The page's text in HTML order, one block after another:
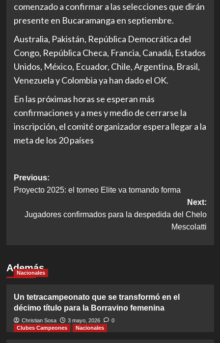
comenzado a confirmar a las selecciones que dirán
presente en Bucaramanga en septiembre.
Australia, Pakistán, República Democrática del
Congo, República Checa, Francia, Canadá, Estados
Unidos, México, Ecuador, Chile, Argentina, Brasil,
Venezuela y Colombia ya han dado el OK.
En las próximas horas se esperan más
confirmaciones y a mes y medio de cerrarse la
inscripción, el comité organizador espera llegar a la
meta de los 20 países
Post
navigation
Previous:
Proyecto 2025: el torneo Elite va tomando forma
Next:
Jugadores confirmados para la despedida del Chelo
Mescolatti
Además
Nacionales
Un tetracampeonato que se transformó en el
décimo título para la Borravino femenina
Christian Sosa 3 mayo, 2026
0
Clubes Campeones
Nacionales